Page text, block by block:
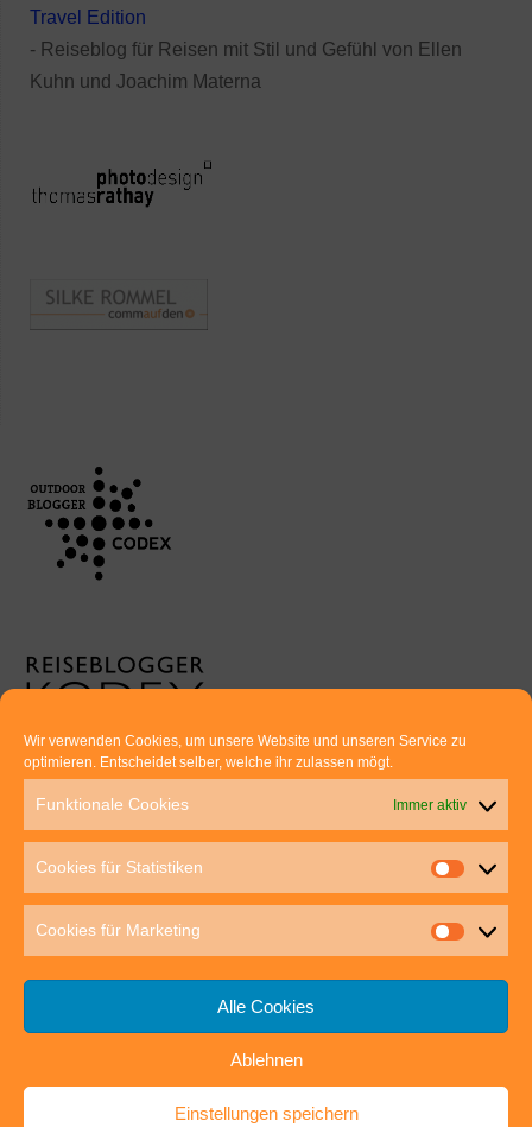
Wir verwenden Cookies, um unsere Website und unseren Service zu
optimieren. Entscheidet selber, welche ihr zulassen mögt.
Funktionale Cookies Immer aktiv
Cookies für Statistiken
Cookies für Marketing
Alle Cookies
Ablehnen
Einstellungen speichern
Travel Edition
- Reiseblog für Reisen mit Stil und Gefühl von Ellen
Kuhn und Joachim Materna
Euer direkter Draht zu uns:
Thomas Rathay und Silke Rommel
70563 Stuttgart
post@outdoor-hochgenuss.de
IMPRESSUM DATENSCHUTZ